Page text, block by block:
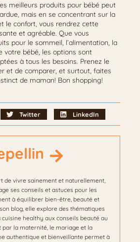
meilleurs produits pour bébé peut
mais en se concentrant sur la
le confort, vous rendrez cette
et agréable. Que vous
pour le sommeil, l’alimentation, la
votre bébé, les options sont
à tous les besoins. Prenez le
et de comparer, et surtout, faites
de maman! Bon shopping!
Twitter LinkedIn
de vivre sainement et naturellement,
ses conseils et astuces pour les
à équilibrer bien-être, beauté et
blog, elle explore des thématiques
healthy aux conseils beauté au
par la maternité, le mariage et la
authentique et bienveillante permet à